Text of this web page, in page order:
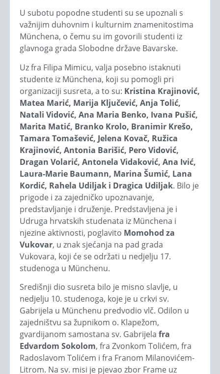
U subotu popodne studenti su se upoznali s
važnijim duhovnim i kulturnim znamenitostima
Münchena, o čemu su im govorili studenti iz
glavnoga grada Slobodne države Bavarske.
Uz fra Filipa Mimicu, valja posebno istaknuti
studente iz Münchena, koji su pomogli pri
organizaciji susreta, a to su: Kristina Krajinović,
Matea Marić, Marija Ključević, Anja Tolić,
Natali Vidović, Ana Maria Benko, Ivana Pušić,
Marita Matić, Branko Krolo, Branimir Krešo,
Tamara Tomašević, Jelena Kovač, Ružica
Krajinović, Antonia Barišić, Pero Vidović,
Dragan Volarić, Antonela Vidaković, Ana Ivić,
Laura-Marie Baumann, Marina Šumić, Lana
Kordić, Rahela Udiljak i Dragica Udiljak. Bilo je
prigode i za zajedničko upoznavanje,
predstavljanje i druženje. Predstavljena je i
Udruga hrvatskih studenata iz Münchena i
njezine aktivnosti, poglavito Momohod za
Vukovar, u znak sjećanja na pad grada
Vukovara, koji će se održati u nedjelju 17.
studenoga u Münchenu.
Središnji dio susreta bilo je misno slavlje, u
nedjelju 10. studenoga, koje je u crkvi sv.
Gabrijela u Münchenu predvodio vlč. Odilon u
zajedništvu sa župnikom o. Klapežom,
gvardijanom samostana sv. Gabrijela fra
Edvardom Sokolom, fra Zvonkom Tolićem, fra
Radoslavom Tolićem i fra Franom Milanovićem-
Litrom. Na sv. misi je pjevao zbor Frame uz